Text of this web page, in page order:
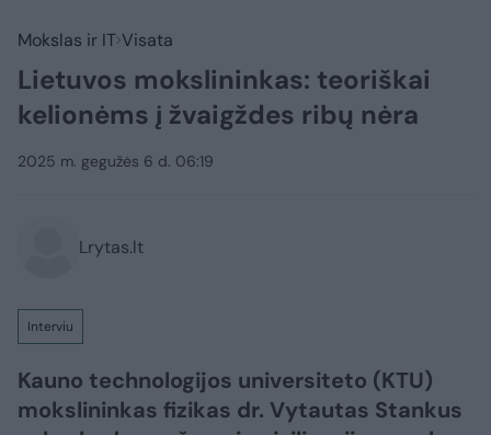
Mokslas ir IT Visata
Lietuvos mokslininkas: teoriškai
kelionėms į žvaigždes ribų nėra
2025 m. gegužės 6 d. 06:19
Lrytas.lt
Interviu
Kauno technologijos universiteto (KTU)
mokslininkas fizikas dr. Vytautas Stankus